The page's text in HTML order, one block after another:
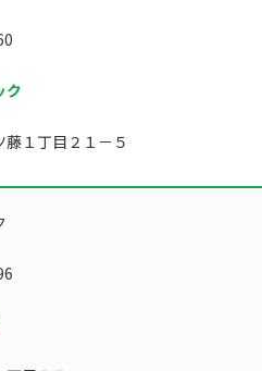
ク
藤１丁目２１－５